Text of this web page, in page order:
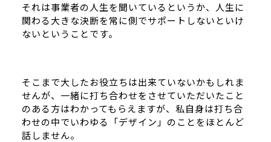
それは事業者の人生を聞いているというか、人生に
関わる大きな決断を常に側でサポートしないといけ
ないということです。
そこまで大したお役立ちは出来ていないかもしれま
せんが、一緒に打ち合わせをさせていただいたこと
のある方はわかってもらえますが、私自身は打ち合
わせの中でいわゆる「デザイン」のことをほとんど
話しません。